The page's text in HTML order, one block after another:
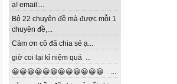
ạ! email:...
Bộ 22 chuyên đề mà được mỗi 1
chuyên đề,...
Cảm ơn cô đã chia sẻ ạ...
giờ coi lại kỉ niệm quá ...
😀😀😀😀😀😀😀😀😀😀😀😀 ...